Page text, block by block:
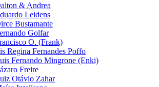
& Andrea
Leidens
Bustamante
Golfar
O. (Frank)
Regina Fernandes Poffo
Fernando Mingrone (Enki)
Freire
Otávio Zahar